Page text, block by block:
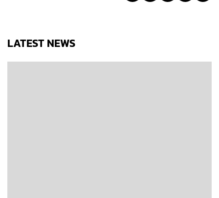
LATEST NEWS